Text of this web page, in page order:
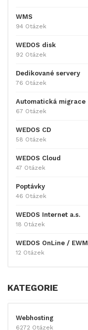
WMS
94 Otázek
WEDOS disk
92 Otázek
Dedikované servery
76 Otázek
Automatická migrace
67 Otázek
WEDOS CD
58 Otázek
WEDOS Cloud
47 Otázek
Poptávky
46 Otázek
WEDOS Internet a.s.
18 Otázek
WEDOS OnLine / EWM
12 Otázek
KATEGORIE
Webhosting
6272 Otázek